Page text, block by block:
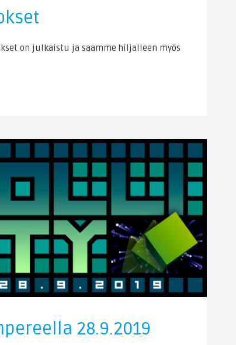
on julkaistu ja saamme hiljalleen myös
28.9.2019